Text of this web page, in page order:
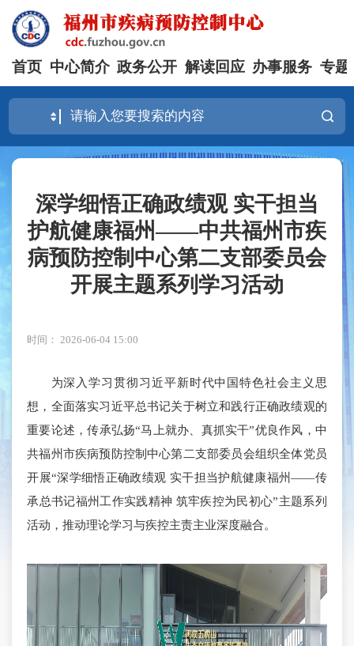
首页 中心简介 政务公开 解读回应 办事服务 专题
深学细悟正确政绩观 实干担当
护航健康福州——中共福州市疾
病预防控制中心第二支部委员会
开展主题系列学习活动
时间： 2026-06-04 15:00
为深入学习贯彻习近平新时代中国特色社会主义思
想，全面落实习近平总书记关于树立和践行正确政绩观的
重要论述，传承弘扬“马上就办、真抓实干”优良作风，中
共福州市疾病预防控制中心第二支部委员会组织全体党员
开展“深学细悟正确政绩观 实干担当护航健康福州——传
承总书记福州工作实践精神 筑牢疾控为民初心”主题系列
活动，推动理论学习与疾控主责主业深度融合。